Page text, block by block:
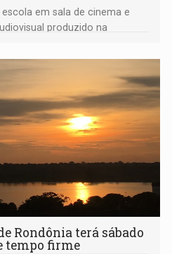
em sala de cinema e
produzido na
Rondônia terá sábado
tempo firme